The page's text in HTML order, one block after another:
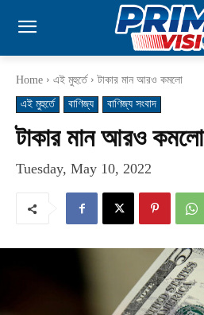
Home এই মুহুর্তে
টাকার মান আরও কমলো
এই মুহুর্তে
বাণিজ্য বাণিজ্য সংবাদ
টাকার মান আরও কমলো
Tuesday, May 10, 2022